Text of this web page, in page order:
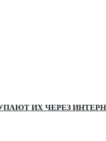
ИХ ЧЕРЕЗ